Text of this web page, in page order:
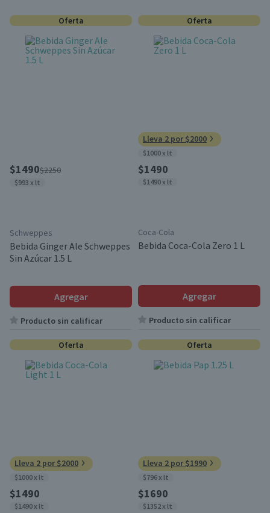
Oferta
$1490$2250
$993 x lt
Schweppes
Bebida Ginger Ale Schweppes
Sin Azúcar 1.5 L
Agregar
Producto sin calificar
Oferta
Lleva 2 por $2000
$1000 x lt
$1490
$1490 x lt
Coca-Cola
Bebida Coca-Cola Zero 1 L
Agregar
Producto sin calificar
Oferta
Lleva 2 por $2000
$1000 x lt
$1490
$1490 x lt
Oferta
Lleva 2 por $1990
$796 x lt
$1690
$1352 x lt